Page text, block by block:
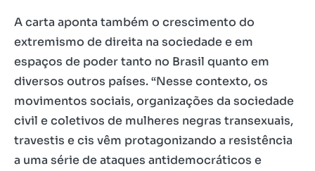
A carta aponta também o crescimento do
extremismo de direita na sociedade e em
espaços de poder tanto no Brasil quanto em
diversos outros países. “Nesse contexto, os
movimentos sociais, organizações da sociedade
civil e coletivos de mulheres negras transexuais,
travestis e cis vêm protagonizando a resistência
a uma série de ataques antidemocráticos e